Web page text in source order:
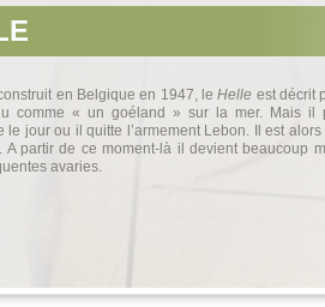
en Belgique en 1947, leHelle est décrit
comme « un goéland » sur la mer. Mais il
le jour ou il quitte l’armement Lebon. Il est alors
A partir de ce moment-là il devient beaucoup
avaries.